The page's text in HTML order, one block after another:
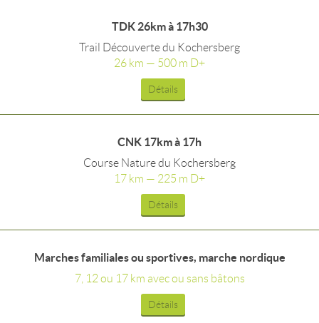
TDK 26km à 17h30
Trail Découverte du Kochersberg
26 km — 500 m D+
Détails
CNK 17km à 17h
Course Nature du Kochersberg
17 km — 225 m D+
Détails
Marches familiales ou sportives, marche nordique
7, 12 ou 17 km avec ou sans bâtons
Détails